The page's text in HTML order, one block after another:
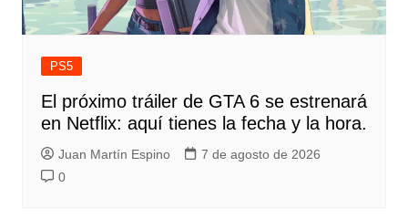
PS5
El próximo tráiler de GTA 6 se estrenará
en Netflix: aquí tienes la fecha y la hora.
Juan Martín Espino
7 de agosto de 2026
0